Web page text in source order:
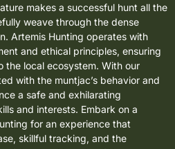
makes a successful hunt all the
weave through the dense
Artemis Hunting operates with
and ethical principles, ensuring
the local ecosystem. With our
with the muntjac’s behavior and
a safe and exhilarating
and interests. Embark on a
for an experience that
skillful tracking, and the